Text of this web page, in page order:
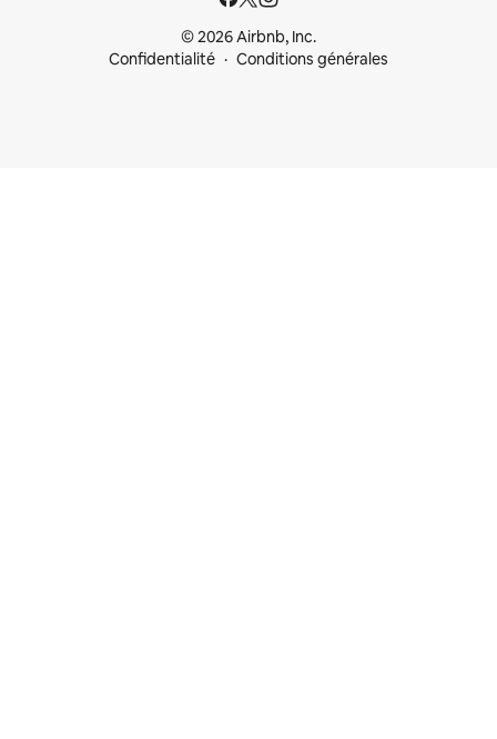
© 2026 Airbnb, Inc.
Confidentialité
Conditions générales